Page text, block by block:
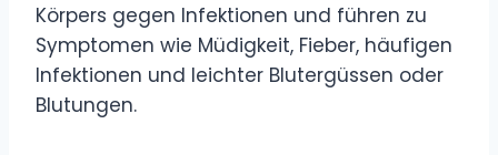
Körpers gegen Infektionen und führen zu
Symptomen wie Müdigkeit, Fieber, häufigen
Infektionen und leichter Blutergüssen oder
Blutungen.